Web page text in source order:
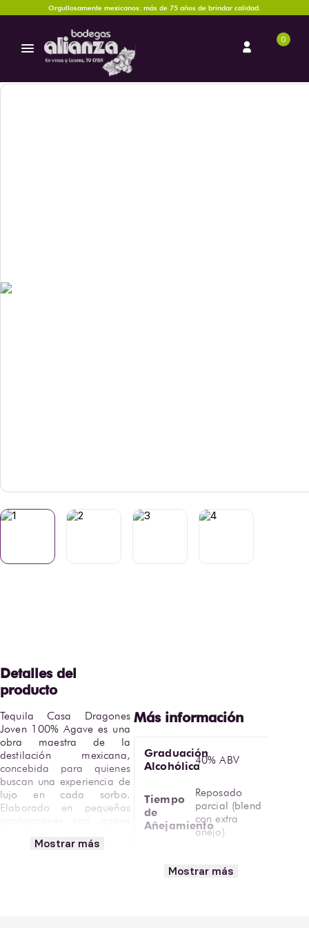
Orgullosamente mexicanos: más de 75 años de brindar calidad.
0
Tequila Casa Dragones
Joven 100% Agave es una
obra maestra de la
destilación mexicana,
concebida para quienes
buscan una experiencia de
lujo en cada sorbo.
Elaborado en pequeñas
Jalisco, este destilado
Mostrar más
Graduación
Alcohólica40% ABV
Tiempo
de
Añejamiento
Reposado
parcial (blend
con extra
añejo)
Barrica
americano
Mostrar más